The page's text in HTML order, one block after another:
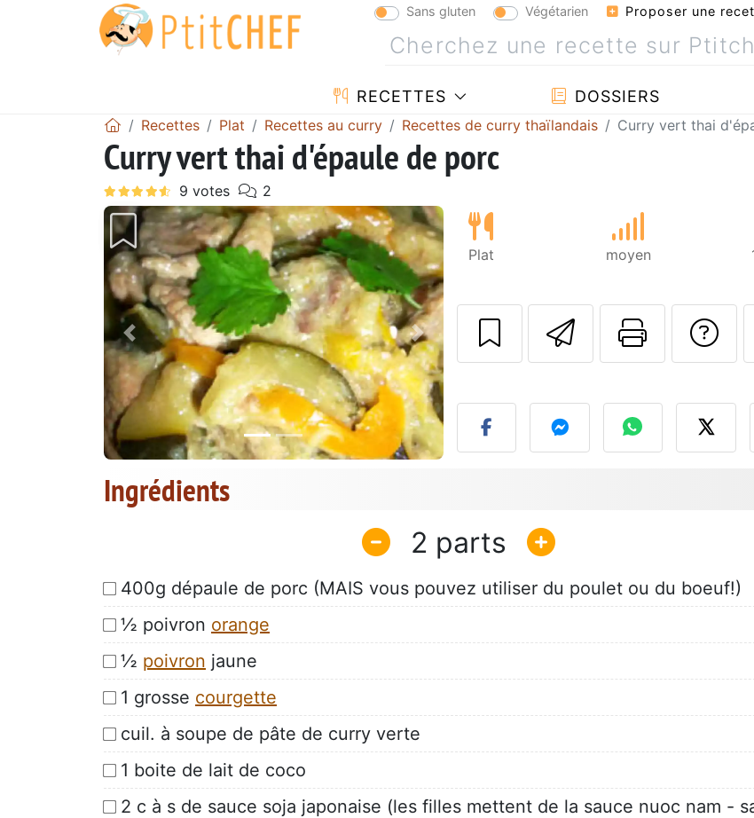
Sans gluten Végétarien Proposer une
RECETTES DOSSIERS
Recettes Plat Recettes au curry Recettes de curry thaïlandais Curry vert thai
Curry vert thai d'épaule de porc
Précédent Suivant
Plat moyen
Envoyer
Ingrédients
2
400g dépaule de porc (MAIS vous pouvez utiliser du poulet ou du boeuf!)
½ poivron orange
½ poivron jaune
1 grosse courgette
cuil. à soupe de pâte de curry verte
1 boite de lait de coco
2 c à s de sauce soja japonaise (les filles mettent de la sauce nuoc nam -